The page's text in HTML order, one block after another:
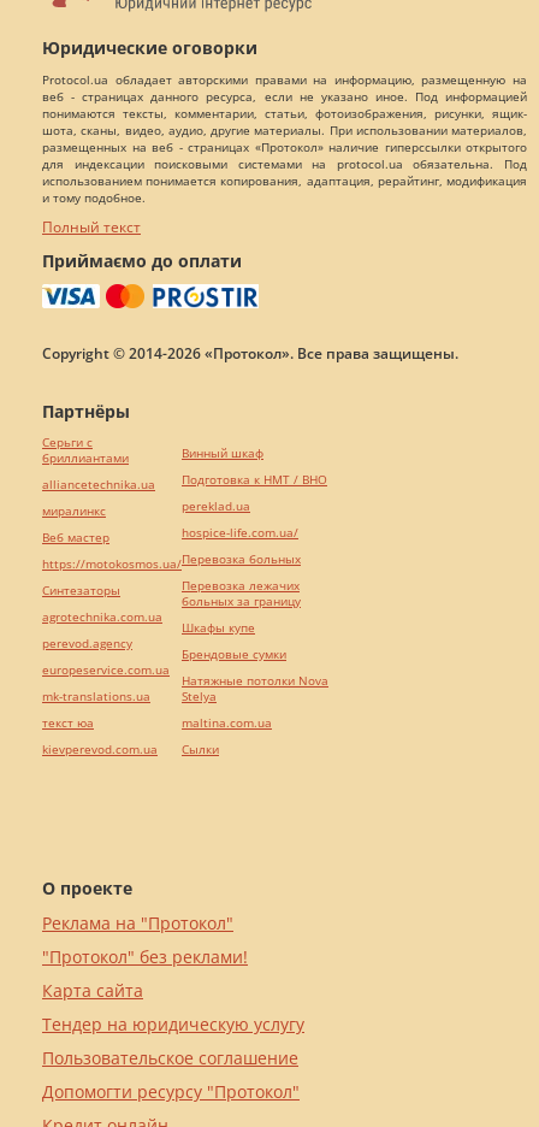
Юридические оговорки
Protocol.ua обладает авторскими правами на информацию, размещенную на
веб - страницах данного ресурса, если не указано иное. Под информацией
понимаются тексты, комментарии, статьи, фотоизображения, рисунки, ящик-
шота, сканы, видео, аудио, другие материалы. При использовании материалов,
размещенных на веб - страницах «Протокол» наличие гиперссылки открытого
для индексации поисковыми системами на protocol.ua обязательна. Под
использованием понимается копирования, адаптация, рерайтинг, модификация
и тому подобное.
Полный текст
Приймаємо до оплати
Copyright © 2014-2026 «Протокол». Все права защищены.
О проекте
Реклама на "Протокол"
"Протокол" без реклами!
Карта сайта
Тендер на юридическую услугу
Пользовательское соглашение
Допомогти ресурсу "Протокол"
Партнёры
Серьги с
бриллиантами
alliancetechnika.ua
миралинкс
Веб мастер
https://motokosmos.ua/
Синтезаторы
agrotechnika.com.ua
perevod.agency
europeservice.com.ua
mk-translations.ua
текст юа
kievperevod.com.ua
Винный шкаф
Подготовка к НМТ / ВНО
pereklad.ua
hospice-life.com.ua/
Перевозка больных
Перевозка лежачих
больных за границу
Шкафы купе
Брендовые сумки
Натяжные потолки Nova
Stelya
maltina.com.ua
Cылки